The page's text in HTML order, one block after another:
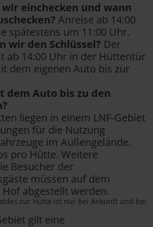
einchecken und wann
Anreise ab 14:00
spätestens um 11:00 Uhr.
wir den Schlüssel? Der
ab 14:00 Uhr in der Hüttentür
dem eigenen Auto bis zur
dem Auto bis zu den
liegen in einem LNF-Gebiet
für die Nutzung
im Außengelände.
pro Hütte. Weitere
Besucher der
müssen auf dem
abgestellt werden.
zur Hütte ist nur bei Ankunft und bei
gilt eine